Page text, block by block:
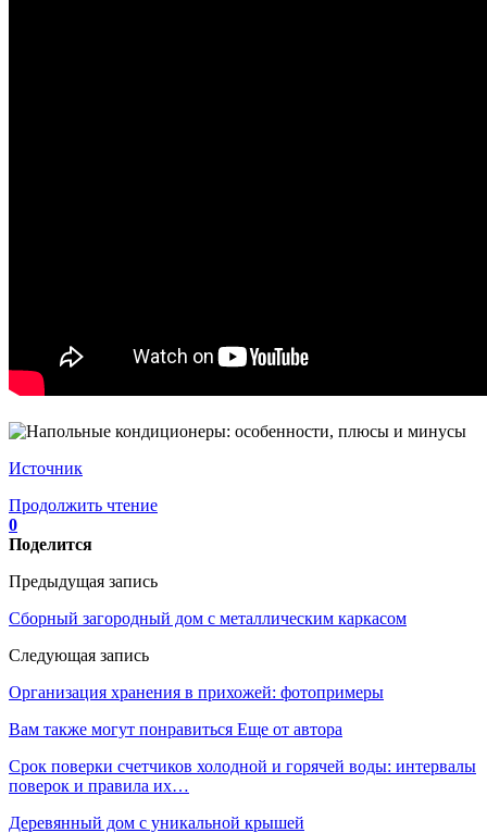
Источник
Продолжить чтение
0
Поделится
Предыдущая запись
Сборный загородный дом с металлическим каркасом
Следующая запись
Организация хранения в прихожей: фотопримеры
Вам также могут понравиться Еще от автора
Срок поверки счетчиков холодной и горячей воды: интервалы
поверок и правила их…
Деревянный дом с уникальной крышей